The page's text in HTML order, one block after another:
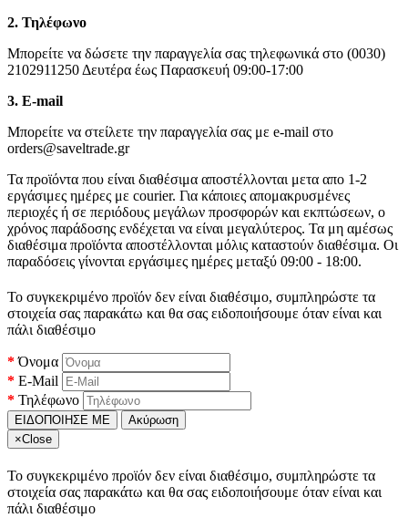
2. Τηλέφωνο
Μπορείτε να δώσετε την παραγγελία σας τηλεφωνικά στο (0030)
2102911250 Δευτέρα έως Παρασκευή 09:00-17:00
3. Ε-mail
Μπορείτε να στείλετε την παραγγελία σας με e-mail στο
orders@saveltrade.gr
Τα προϊόντα που είναι διαθέσιμα αποστέλλονται μετα απο 1-2
εργάσιμες ημέρες με courier. Για κάποιες απομακρυσμένες
περιοχές ή σε περιόδους μεγάλων προσφορών και εκπτώσεων, ο
χρόνος παράδοσης ενδέχεται να είναι μεγαλύτερος. Τα μη αμέσως
διαθέσιμα προϊόντα αποστέλλονται μόλις καταστούν διαθέσιμα. Οι
παραδόσεις γίνονται εργάσιμες ημέρες μεταξύ 09:00 - 18:00.
Το συγκεκριμένο προϊόν δεν είναι διαθέσιμο, συμπληρώστε τα
στοιχεία σας παρακάτω και θα σας ειδοποιήσουμε όταν είναι και
πάλι διαθέσιμο
Όνομα
E-Mail
Τηλέφωνο
ΕΙΔΟΠΟΙΗΣΕ ΜΕ
Ακύρωση
×Close
Το συγκεκριμένο προϊόν δεν είναι διαθέσιμο, συμπληρώστε τα
στοιχεία σας παρακάτω και θα σας ειδοποιήσουμε όταν είναι και
πάλι διαθέσιμο